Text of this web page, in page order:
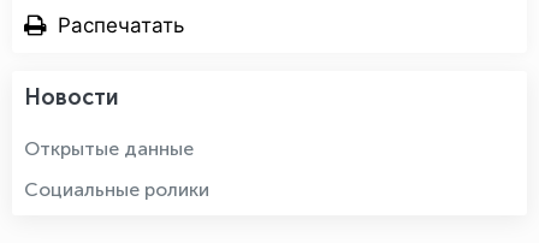
Распечатать
Новости
Открытые данные
Социальные ролики